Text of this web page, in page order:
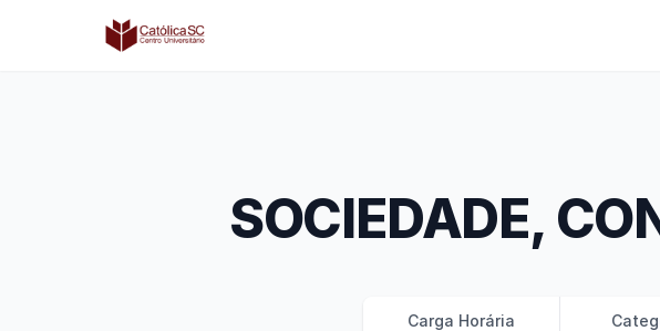
Católica SC | Experts
SOCIEDADE,
Carga Horária